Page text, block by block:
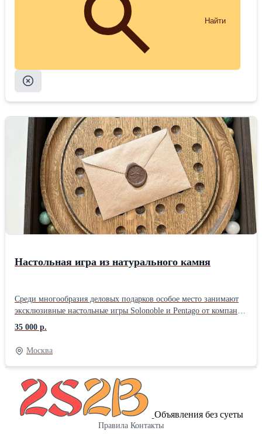
Найти
Настольная игра из натурального камня
Среди многообразия деловых подарков особое место занимают
эксклюзивные настольные игры Solonoble и Pentago от компании
Nobelstone. Игровые элементы из натурального камня и дерева
создают особую атмосферу, превращая каждую игру в событие.
Это не просто развлечение, а тренажер для ума,
подчеркивающий вашу элегантность и статусность.
35 000 р.
Москва
Объявления без суеты
Правила Контакты